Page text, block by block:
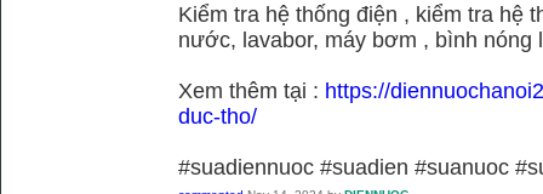
Kiểm tra hệ thống điện , kiểm tra hệ
nước, lavabor, máy bơm , bình nóng
Xem thêm tại : https://
duc-tho/
#suadiennuoc #suadien #suanuoc